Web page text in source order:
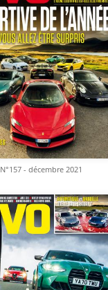
N°157 - décembre 2021